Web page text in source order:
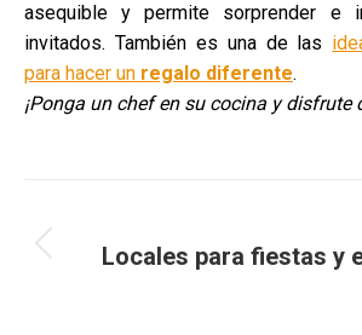
asequible y permite sorprender e
invitados. También es una de las
para hacer un regalo diferente.
¡Ponga un chef en su cocina y disfrute
entre
Entrada
Locales para fiestas y